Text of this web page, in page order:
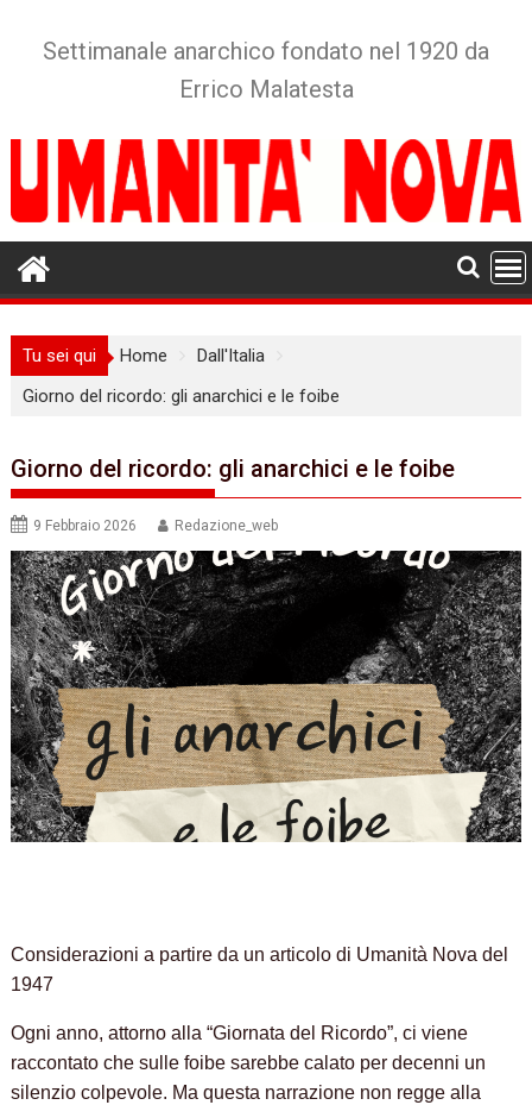
Settimanale anarchico fondato nel 1920 da
Errico Malatesta
Tu sei qui Home
Dall'Italia
Giorno del ricordo: gli anarchici e le foibe
Giorno del ricordo: gli anarchici e le foibe
9 Febbraio 2026 Redazione_web
Considerazioni a partire da un articolo di Umanità Nova del
1947
Ogni anno, attorno alla “Giornata del Ricordo”, ci viene
raccontato che sulle foibe sarebbe calato per decenni un
silenzio colpevole. Ma questa narrazione non regge alla